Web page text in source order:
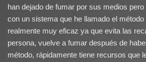
han dejado de fumar por sus medios
con un sistema que he llamado el
realmente muy eficaz ya que evita las
persona, vuelve a fumar después de
método, rápidamente tiene recursos que